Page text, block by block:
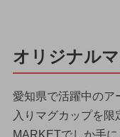
オリジナル
愛知県で活躍中のア
入りマグカップを
MARKETでしか手に